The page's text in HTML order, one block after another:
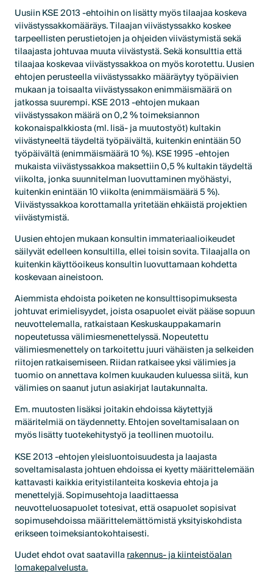
Uusiin KSE 2013 -ehtoihin on lisätty myös tilaajaa koskeva
viivästyssakkomääräys. Tilaajan viivästyssakko koskee
tarpeellisten perustietojen ja ohjeiden viivästymistä sekä
tilaajasta johtuvaa muuta viivästystä. Sekä konsulttia että
tilaajaa koskevaa viivästyssakkoa on myös korotettu. Uusien
ehtojen perusteella viivästyssakko määräytyy työpäivien
mukaan ja toisaalta viivästyssakon enimmäismäärä on
jatkossa suurempi. KSE 2013 -ehtojen mukaan
viivästyssakon määrä on 0,2 % toimeksiannon
kokonaispalkkiosta (ml. lisä- ja muutostyöt) kultakin
viivästyneeltä täydeltä työpäivältä, kuitenkin enintään 50
työpäivältä (enimmäismäärä 10 %). KSE 1995 -ehtojen
mukaista viivästyssakkoa maksettiin 0,5 % kultakin täydeltä
viikolta, jonka suunnitelman luovuttaminen myöhästyi,
kuitenkin enintään 10 viikolta (enimmäismäärä 5 %).
Viivästyssakkoa korottamalla yritetään ehkäistä projektien
viivästymistä.
Uusien ehtojen mukaan konsultin immateriaalioikeudet
säilyvät edelleen konsultilla, ellei toisin sovita. Tilaajalla on
kuitenkin käyttöoikeus konsultin luovuttamaan kohdetta
koskevaan aineistoon.
Aiemmista ehdoista poiketen ne konsulttisopimuksesta
johtuvat erimielisyydet, joista osapuolet eivät pääse sopuun
neuvottelemalla, ratkaistaan Keskuskauppakamarin
nopeutetussa välimiesmenettelyssä. Nopeutettu
välimiesmenettely on tarkoitettu juuri vähäisten ja selkeiden
riitojen ratkaisemiseen. Riidan ratkaisee yksi välimies ja
tuomio on annettava kolmen kuukauden kuluessa siitä, kun
välimies on saanut jutun asiakirjat lautakunnalta.
Em. muutosten lisäksi joitakin ehdoissa käytettyjä
määritelmiä on täydennetty. Ehtojen soveltamisalaan on
myös lisätty tuotekehitystyö ja teollinen muotoilu.
KSE 2013 -ehtojen yleisluontoisuudesta ja laajasta
soveltamisalasta johtuen ehdoissa ei kyetty määrittelemään
kattavasti kaikkia erityistilanteita koskevia ehtoja ja
menettelyjä. Sopimusehtoja laadittaessa
neuvotteluosapuolet totesivat, että osapuolet sopisivat
sopimusehdoissa määrittelemättömistä yksityiskohdista
erikseen toimeksiantokohtaisesti.
Uudet ehdot ovat saatavillarakennus- ja kiinteistöalan
lomakepalvelusta.